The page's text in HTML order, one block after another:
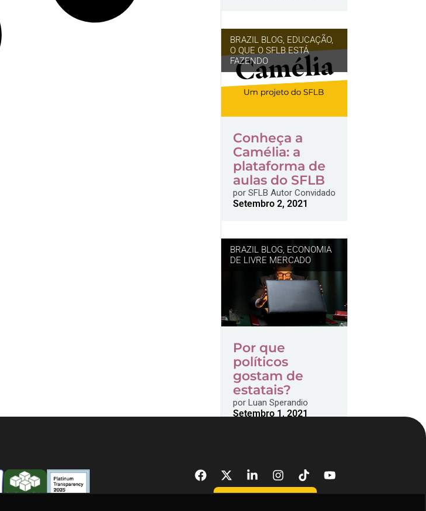
BRAZIL BLOG, EDUCAÇÃO,
O QUE O SFLB ESTÁ
FAZENDO
Conheça a
Camélia: a
plataforma de
aulas do SFLB
porSFLB Autor Convidado
Setembro 2, 2021
BRAZIL BLOG, ECONOMIA
DE LIVRE MERCADO
Por que
políticos
gostam de
estatais?
porLuan Sperandio
Setembro 1, 2021